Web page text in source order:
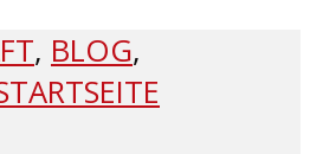
, BLOG,